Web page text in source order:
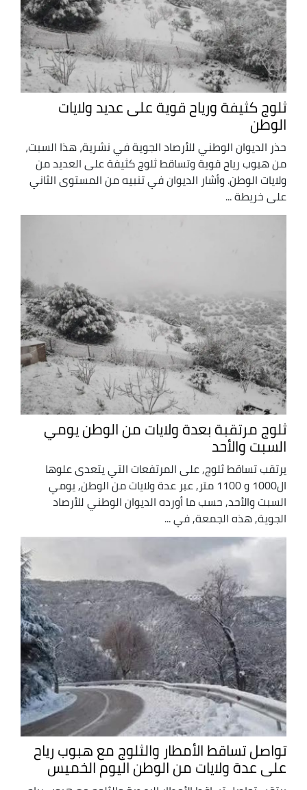
ثلوج كثيفة ورياح قوية على عديد ولايات
الوطن
حذر الديوان الوطني للأرصاد الجوية في نشرية، هذا السبت،
من هبوب رياح قوية وتساقط ثلوج كثيفة على العديد من
ولايات الوطن. وأشار الديوان في تنبيه من المستوى الثاني
على خريطة ...
ثلوج مرتقبة بعدة ولايات من الوطن يومي
السبت والأحد
يرتقب تساقط ثلوج, على المرتفعات التي يتعدى علوها
ال1000 و 1100 متر, عبر عدة ولايات من الوطن, يومي
السبت والأحد, حسب ما أورده الديوان الوطني للأرصاد
الجوية, هذه الجمعة, في ...
تواصل تساقط الأمطار والثلوج مع هبوب رياح
على عدة ولايات من الوطن اليوم الخميس